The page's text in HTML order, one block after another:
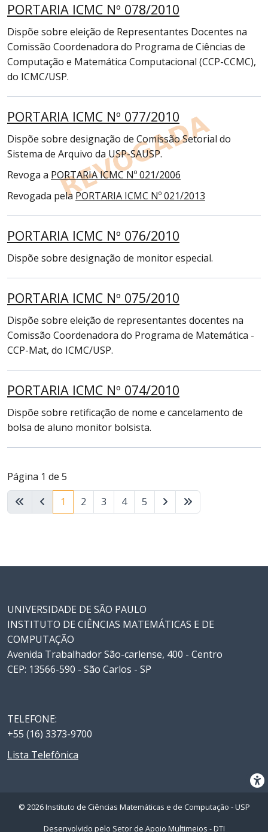
PORTARIA ICMC Nº 078/2010
Dispõe sobre eleição de Representantes Docentes na
Comissão Coordenadora do Programa de Ciências de
Computação e Matemática Computacional (CCP-CCMC),
do ICMC/USP.
PORTARIA ICMC Nº 077/2010
Dispõe sobre designação de Comissão Setorial do
Sistema de Arquivo da USP-SAUSP.
Revoga a PORTARIA ICMC Nº 021/2006
Revogada pela PORTARIA ICMC Nº 021/2013
PORTARIA ICMC Nº 076/2010
Dispõe sobre designação de monitor especial.
PORTARIA ICMC Nº 075/2010
Dispõe sobre eleição de representantes docentes na
Comissão Coordenadora do Programa de Matemática -
CCP-Mat, do ICMC/USP.
PORTARIA ICMC Nº 074/2010
Dispõe sobre retificação de nome e cancelamento de
bolsa de aluno monitor bolsista.
Página 1 de 5
1
2 3 4 5
UNIVERSIDADE DE SÃO PAULO
INSTITUTO DE CIÊNCIAS MATEMÁTICAS E DE
COMPUTAÇÃO
Avenida Trabalhador São-carlense, 400 - Centro
CEP: 13566-590 - São Carlos - SP
TELEFONE:
+55 (16) 3373-9700
Lista Telefônica
© 2026 Instituto de Ciências Matemáticas e de Computação - USP
Desenvolvido pelo Setor de Apoio Multimeios - DTI